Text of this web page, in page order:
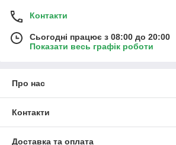
Контакти
Сьогодні працює з 08:00 до 20:00
Показати весь графік роботи
Про нас
Контакти
Доставка та оплата